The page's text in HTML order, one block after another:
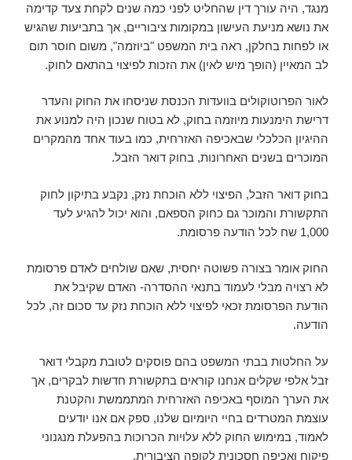
מנגד, היה עורך דין שהחליט לפני כמה שנים לקחת צעד קדימה
את נושא מניעת העישון במקומות ציבוריים, אך בתביעות שהגיש
או לפחות בחלקן, ראה בית המשפט "ביוזמה", משום חוסר תום
לב המאיין (הופך מיש לאין) את הזכות לפיצוי בהתאם לחוק.
לאור הפרוטוקולים בוועדות הכנסת שניסחו את החוק והעדר
דרישת הימנעות מיוזמה בחוק, לא בטוח שנכון היה למנוע את
ההיגיון הכלכלי שבאכיפה האזרחית, כמו בעוד אחד מהמקרים
המוכרים בשנים האחרונות, בחוק דואר הזבל.
בחוק דואר הזבל, הפיצוי ללא הוכחת נזק, נקבע בתיקון לחוק
התקשורת והמוכר גם כחוק הספאם, והוא יכול להגיע לעד
1,000 שח לכל הודעה פרסומת.
החוק אומר בצורה פשוטה יחסית, שאם שולחים לאדם פרסומת
לא רצויה מבלי לעמוד בתנאי ההסדרה- האדם שקיבל את
הודעת הפרסומת זכאי לפיצוי ללא הוכחת נזק עד סכום זה, לכל
הודעה.
על החלטות בבתי המשפט בהם פוסקים לטובת מקבלי דואר
זבל אלפי שקלים אנחנו קוראים בתקשורת חדשות לבקרים, אך
את הערך המוסף באכיפה האזרחית המתממשת והקטנת
עוצמת המטרדים בחיי היומיום שלנו, ספק אם אנו יודעים
לאמוד, במימוש החוק ללא עלויות הכרוכות בהפעלת מנגנוני
פיקוח ואכיפה חסכונית לקופה הציבורית.